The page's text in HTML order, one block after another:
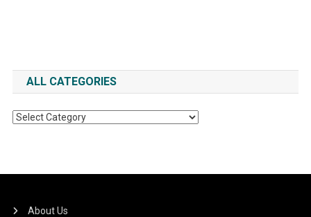
ALL CATEGORIES
All
About Us